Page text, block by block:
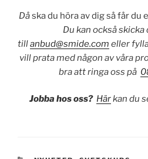
Dåska du höra av dig så får du
Du kan också
tillanbud@smide.com eller
vill prata med någon av våra
bra att ringa oss på
Jobba hos oss? Härkan du